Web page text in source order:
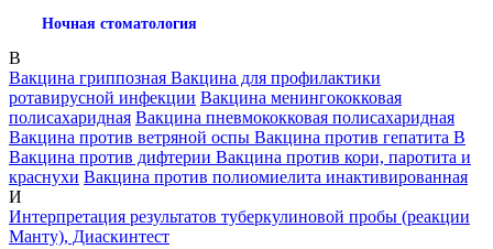
Ночная стоматология
В
Вакцина гриппозная Вакцина для профилактики
ротавирусной инфекции Вакцина менингококковая
полисахаридная Вакцина пневмококковая полисахаридная
Вакцина против ветряной оспы Вакцина против гепатита В
Вакцина против дифтерии Вакцина против кори, паротита и
краснухи Вакцина против полиомиелита инактивированная
И
Интерпретация результатов туберкулиновой пробы (реакции
Манту), Диаскинтест